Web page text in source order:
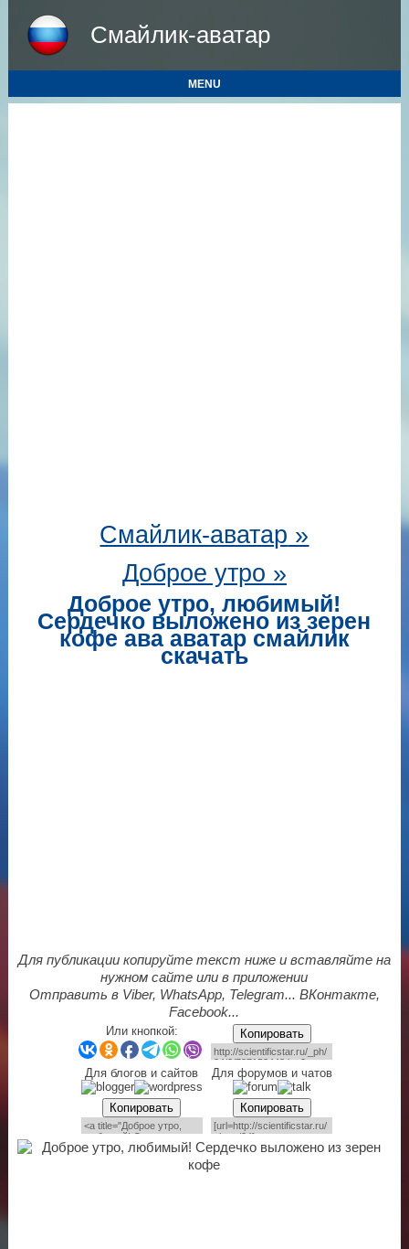
Смайлик-аватар
MENU
Смайлик-аватар »
Доброе утро »
Доброе утро, любимый!
Сердечко выложено из зерен
кофе ава аватар смайлик
скачать
Для публикации копируйте текст ниже и вставляйте на
нужном сайте или в приложении
Отправить в Viber, WhatsApp, Telegram... ВКонтакте,
Facebook...
Или кнопкой: Копировать
Для блогов и сайтов Для форумов и чатов
Копировать Копировать